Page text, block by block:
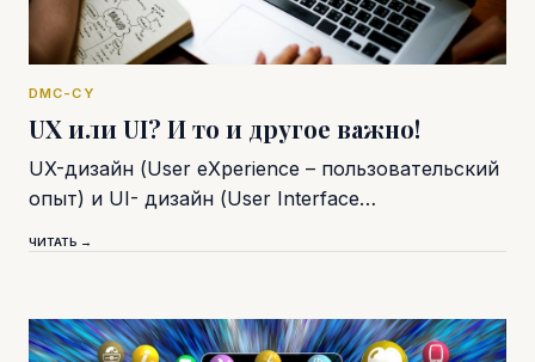
DMC-CY
UX или UI? И то и другое важно!
UX-дизайн (User eXperience – пользовательский
опыт) и UI- дизайн (User Interface…
ЧИТАТЬ →